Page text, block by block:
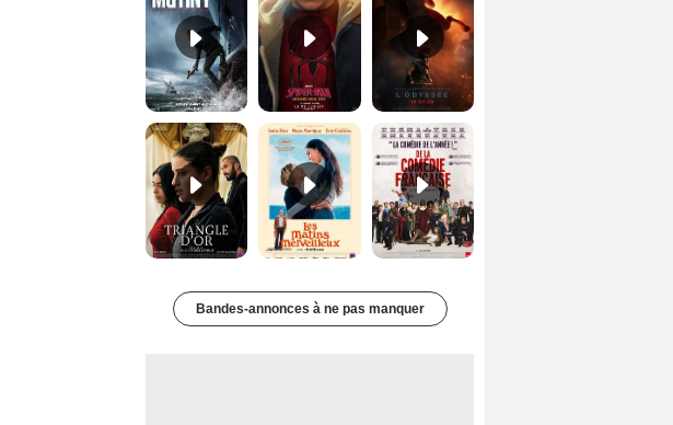
Le Triangle d'or Bande-annonce VF De la Comédie-Française Teaser VF
Bandes-annonces à ne pas manquer